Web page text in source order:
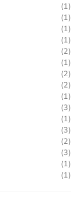
(1)
(1)
(1)
(1)
(2)
(1)
(2)
(2)
(1)
(3)
(1)
(3)
(2)
(3)
(1)
(1)